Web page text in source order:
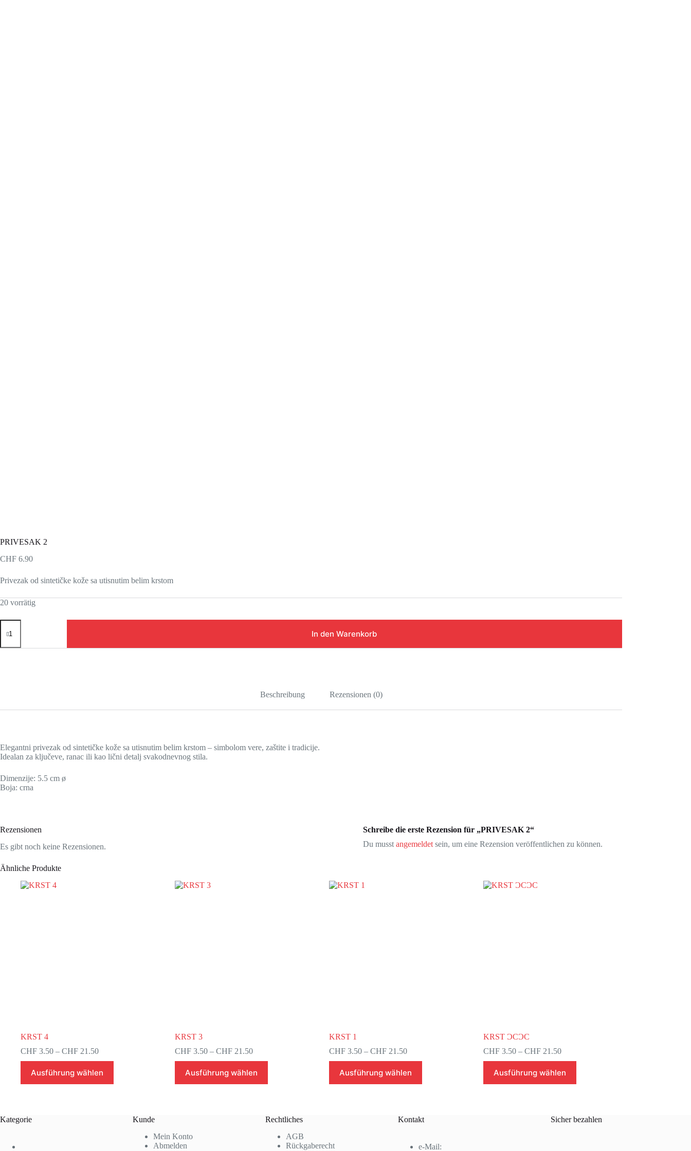
PRIVESAK 2
CHF 6.90
Privezak od sintetičke kože sa utisnutim belim krstom
20 vorrätig
PRIVESAK
In den Warenkorb
Beschreibung Rezensionen (0)
Elegantni privezak od sintetičke kože sa utisnutim belim krstom – simbolom vere, zaštite i tradicije.
Idealan za ključeve, ranac ili kao lični detalj svakodnevnog stila.
Dimenzije: 5.5 cm ø
Boja: crna
Rezensionen
Es gibt noch keine Rezensionen.
Schreibe die erste Rezension für „PRIVESAK 2“
Du musst angemeldetsein, um eine Rezension veröffentlichen zu können.
Ähnliche Produkte
KRST 4
CHF 3.50 – CHF 21.50Preisspanne:
CHF 3.50
bis
CHF 21.50
Ausführung wählen
Produkt
weist
Die
KRST 3
CHF3.50 – CHF21.50Preisspanne:
CHF 3.50
bis
CHF 21.50
Ausführung wählen
Produkt
weist
können
auf
KRST 1
CHF3.50 – CHF21.50Preisspanne:
CHF 3.50
bis
CHF 21.50
Ausführung wählen
Produkt
weist
auf
KRST ƆCƆC
CHF3.50 – CHF21.50Preisspanne:
CHF 3.50
bis
CHF 21.50
Ausführung wählen
Produkt
weist
Kategorie
Kunde
Mein Konto
Abmelden
Rechtliches
AGB
Rückgaberecht
Kontakt
e-Mail:
Sicher bezahlen